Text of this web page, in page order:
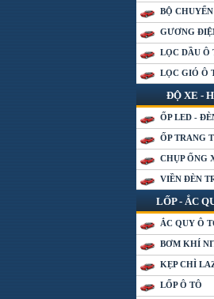
BỘ
GƯƠNG
LỌC DẦU Ô
LỌC GIÓ Ô
ĐỘ XE -
ỐP LED -
ỐP TRANG
CHỤP ỐNG
VIỀN ĐÈN
LỐP - ẮC
ẮC QUY Ô
BƠM KHÍ
KẸP CHÌ
LỐP Ô TÔ